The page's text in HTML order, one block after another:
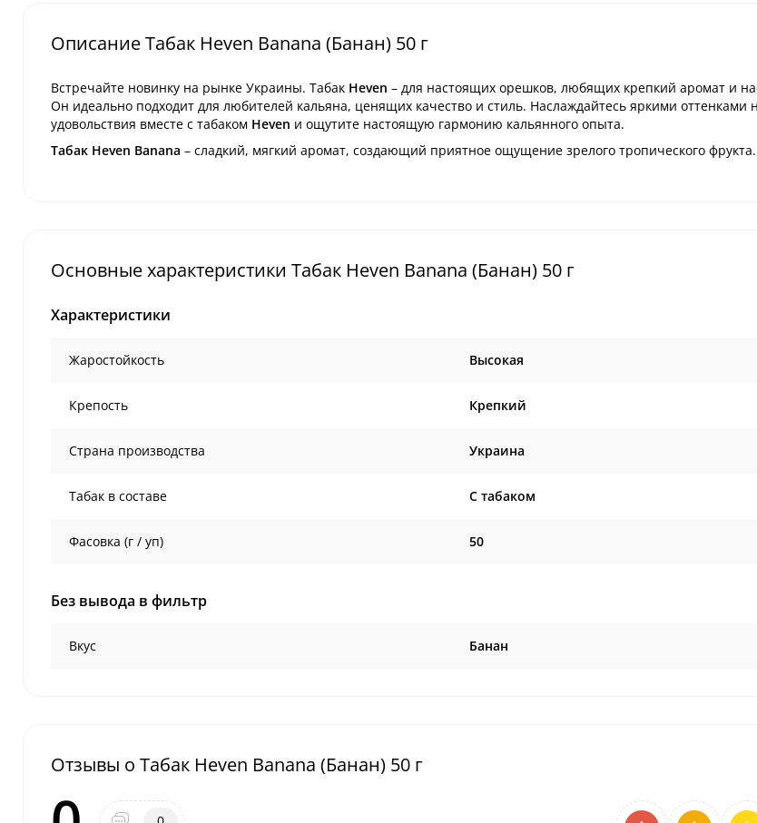
Описание Табак Heven Banana (Банан) 50 г
Встречайте новинку на рынке Украины. Табак Heven – для настоящих орешков, любящих крепкий аромат и
Он идеально подходит для любителей кальяна, ценящих качество и стиль. Наслаждайтесь яркими оттенками
удовольствия вместе с табаком Heven и ощутите настоящую гармонию кальянного опыта.
Табак Heven Banana – сладкий, мягкий аромат, создающий приятное ощущение зрелого тропического фрукта.
Основные характеристики Табак Heven Banana (Банан) 50 г
Характеристики
Жаростойкость Высокая
Крепость Крепкий
Страна производства Украина
Табак в составе C табаком
Фасовка (г / уп) 50
Без вывода в фильтр
Вкус Банан
Отзывы о Табак Heven Banana (Банан) 50 г